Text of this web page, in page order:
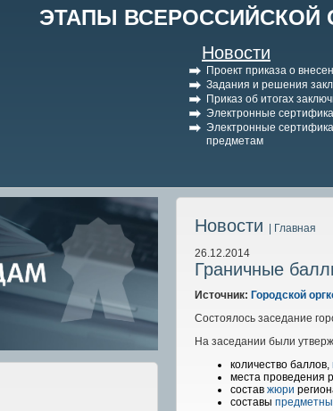
ЭТАПЫ
Новости
Проект приказа о
Задания и решения
Приказ об итогах
Электронные
Электронные
предметам
Новости
| Главная
26.12.2014
Граничные
Источник: Городской
Состоялось заседание
На заседании были
количество баллов,
места проведения
состав жюри
составы